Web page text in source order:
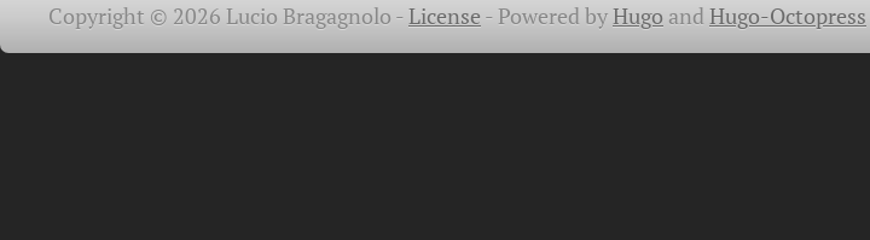
Copyright © 2026 Lucio Bragagnolo -License -Powered byHugoandHugo-Octopress